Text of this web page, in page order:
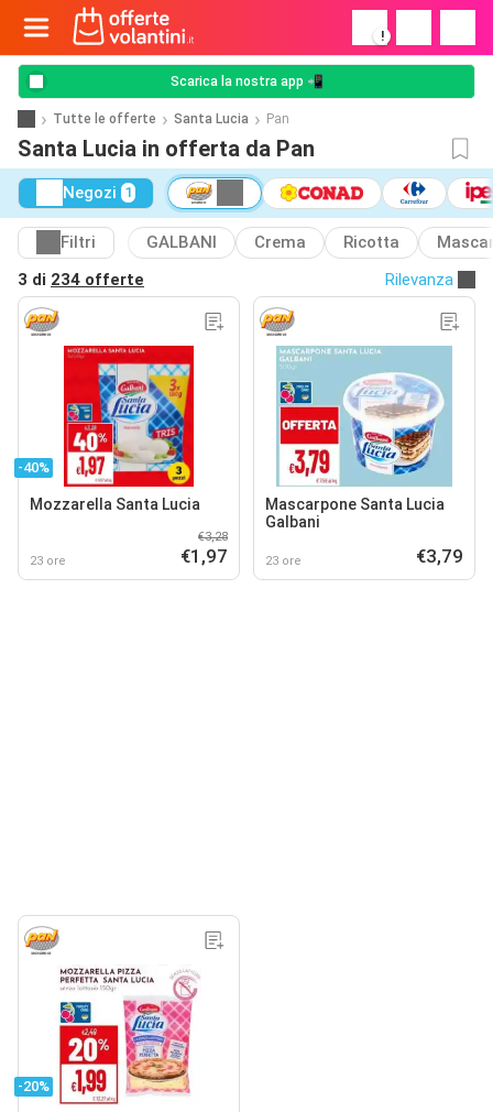
!
Scarica la nostra app 📲
Tutte le offerte Santa Lucia Pan
Santa Lucia in offerta da Pan
Negozi 1
Filtri GALBANI Crema Ricotta
3 di 234 offerte Rilevanza
-40%
Mozzarella Santa Lucia
23 ore
€3,28
€1,97
Mascarpone Santa Lucia
Galbani
23 ore €3,79
-20%